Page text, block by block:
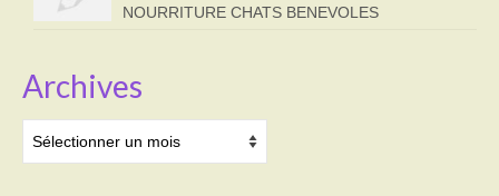
NOURRITURE CHATS BENEVOLES
Archives